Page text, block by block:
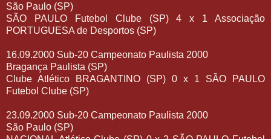
São Paulo (SP)
SÃO PAULO Futebol Clube (SP) 4 x 1 Associação
PORTUGUESA de Desportos (SP)
16.09.2000 Sub-20 Campeonato Paulista 2000
Bragança Paulista (SP)
Clube Atlético BRAGANTINO (SP) 0 x 1 SÃO PAULO
Futebol Clube (SP)
23.09.2000 Sub-20 Campeonato Paulista 2000
São Paulo (SP)